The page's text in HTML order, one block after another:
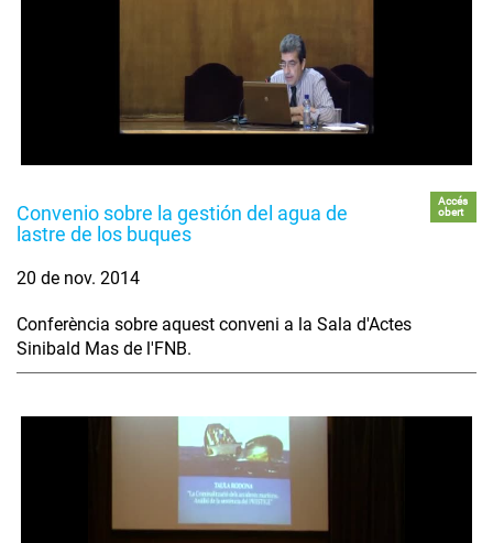
Convenio sobre la gestión del agua de
lastre de los buques
Accés
obert
20 de nov. 2014
Conferència sobre aquest conveni a la Sala d'Actes
Sinibald Mas de l'FNB.